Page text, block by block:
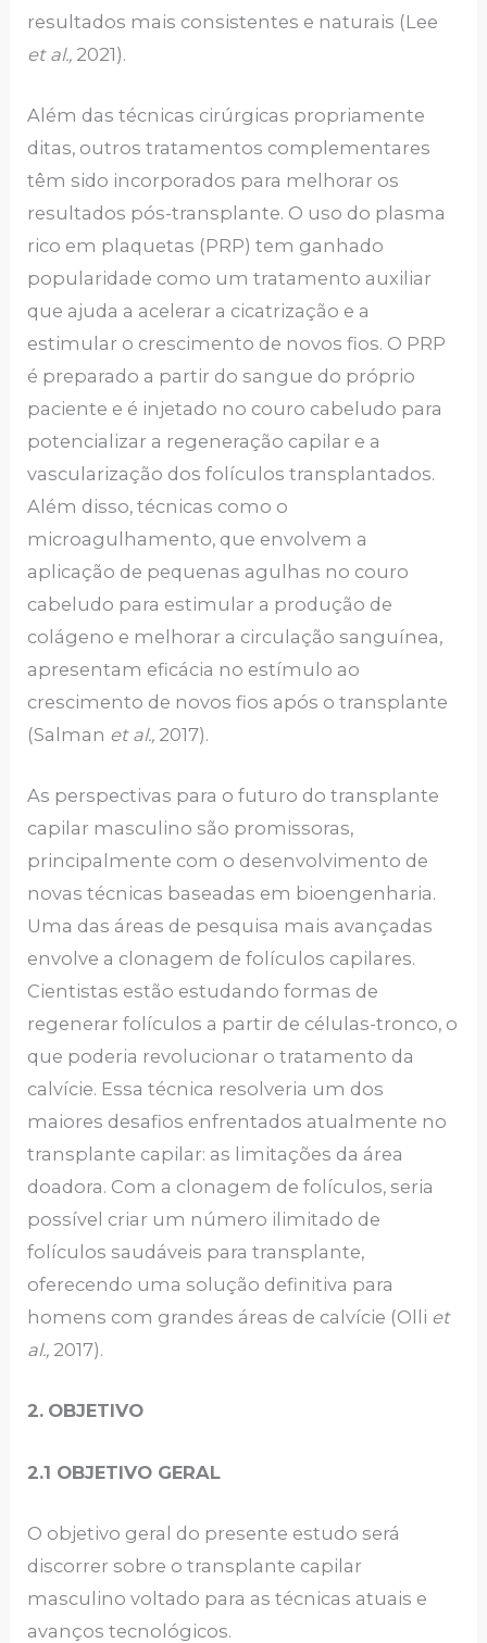
resultados mais consistentes e naturais (Lee
et al., 2021).
Além das técnicas cirúrgicas propriamente
ditas, outros tratamentos complementares
têm sido incorporados para melhorar os
resultados pós-transplante. O uso do plasma
rico em plaquetas (PRP) tem ganhado
popularidade como um tratamento auxiliar
que ajuda a acelerar a cicatrização e a
estimular o crescimento de novos fios. O PRP
é preparado a partir do sangue do próprio
paciente e é injetado no couro cabeludo para
potencializar a regeneração capilar e a
vascularização dos folículos transplantados.
Além disso, técnicas como o
microagulhamento, que envolvem a
aplicação de pequenas agulhas no couro
cabeludo para estimular a produção de
colágeno e melhorar a circulação sanguínea,
apresentam eficácia no estímulo ao
crescimento de novos fios após o transplante
(Salman et al., 2017).
As perspectivas para o futuro do transplante
capilar masculino são promissoras,
principalmente com o desenvolvimento de
novas técnicas baseadas em bioengenharia.
Uma das áreas de pesquisa mais avançadas
envolve a clonagem de folículos capilares.
Cientistas estão estudando formas de
regenerar folículos a partir de células-tronco, o
que poderia revolucionar o tratamento da
calvície. Essa técnica resolveria um dos
maiores desafios enfrentados atualmente no
transplante capilar: as limitações da área
doadora. Com a clonagem de folículos, seria
possível criar um número ilimitado de
folículos saudáveis ​​para transplante,
oferecendo uma solução definitiva para
homens com grandes áreas de calvície (Olli et
al., 2017).
2. OBJETIVO
2.1 OBJETIVO GERAL
O objetivo geral do presente estudo será
discorrer sobre o transplante capilar
masculino voltado para as técnicas atuais e
avanços tecnológicos.